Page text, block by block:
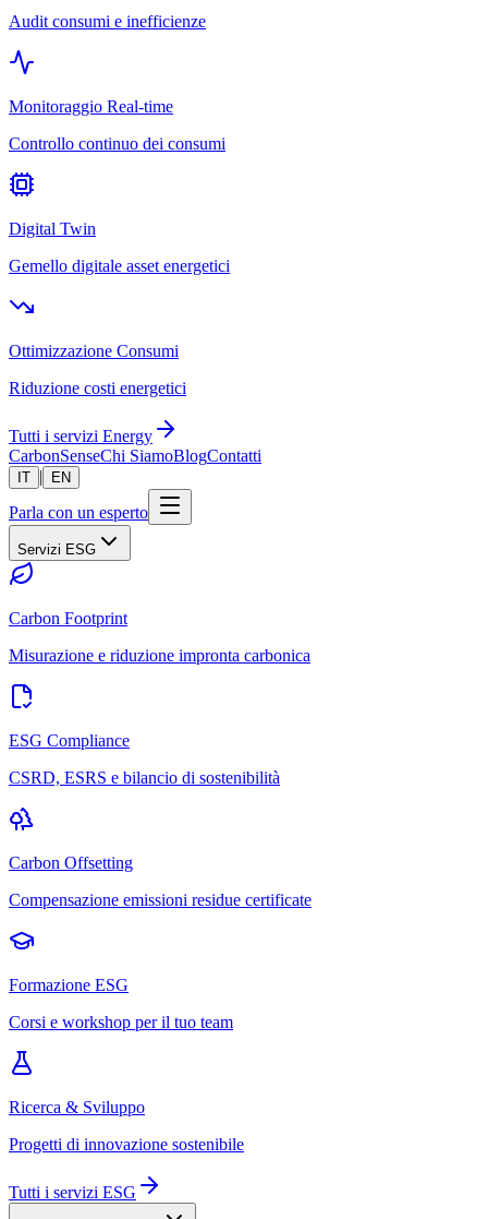
Audit consumi e inefficienze
Monitoraggio Real-time
Controllo continuo dei consumi
Digital Twin
Gemello digitale asset energetici
Ottimizzazione Consumi
Riduzione costi energetici
Tutti i servizi Energy
CarbonSenseChi SiamoBlogContatti
IT | EN
Parla con un esperto
Servizi ESG
Carbon Footprint
Misurazione e riduzione impronta carbonica
ESG Compliance
CSRD, ESRS e bilancio di sostenibilità
Carbon Offsetting
Compensazione emissioni residue certificate
Formazione ESG
Corsi e workshop per il tuo team
Ricerca & Sviluppo
Progetti di innovazione sostenibile
Tutti i servizi ESG